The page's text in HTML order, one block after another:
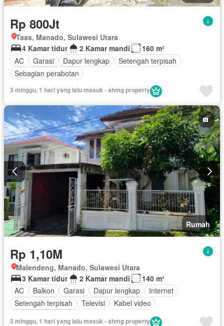
Rp 800Jt
Taas, Manado, Sulawesi Utara
4 Kamar tidur
2 Kamar mandi
160 m²
AC
Garasi Dapur lengkap
Setengah terpisah
Sebagian perabotan
3 minggu, 1 hari yang lalu masuk - ahmg property
Rumah
Rp 1,10M
Malendeng, Manado, Sulawesi Utara
3 Kamar tidur
2 Kamar mandi
140 m²
AC
Balkon Garasi Dapur lengkap
Internet
Setengah terpisah
Televisi
Kabel video
3 minggu, 1 hari yang lalu masuk - ahmg property